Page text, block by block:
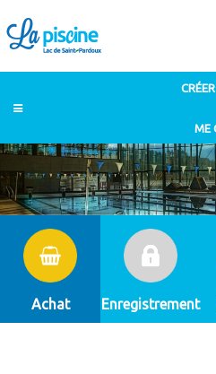
Achat Enregistrement